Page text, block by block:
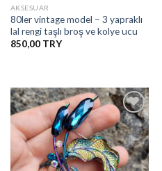
AKSESUAR
80ler vintage model – 3 yapraklı
lal rengi taşlı broş ve kolye ucu
850,00
İstek
Listesine
Ekle